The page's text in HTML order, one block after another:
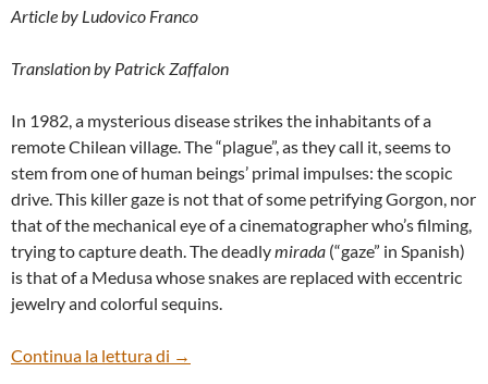
Article by Ludovico Franco
Translation by Patrick Zaffalon
In 1982, a mysterious disease strikes the inhabitants of a
remote Chilean village. The “plague”, as they call it, seems to
stem from one of human beings’ primal impulses: the scopic
drive. This killer gaze is not that of some petrifying Gorgon, nor
that of the mechanical eye of a cinematographer who’s filming,
trying to capture death. The deadlymirada (“gaze” in Spanish)
is that of a Medusa whose snakes are replaced with eccentric
jewelry and colorful sequins.
Continua la lettura di “LA MISTERIOSA MIRADA DEL
→